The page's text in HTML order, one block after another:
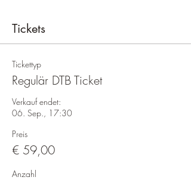
Tickets
Tickettyp
Regulär DTB Ticket
Verkauf endet:
06. Sep., 17:30
Preis
€ 59,00
Anzahl